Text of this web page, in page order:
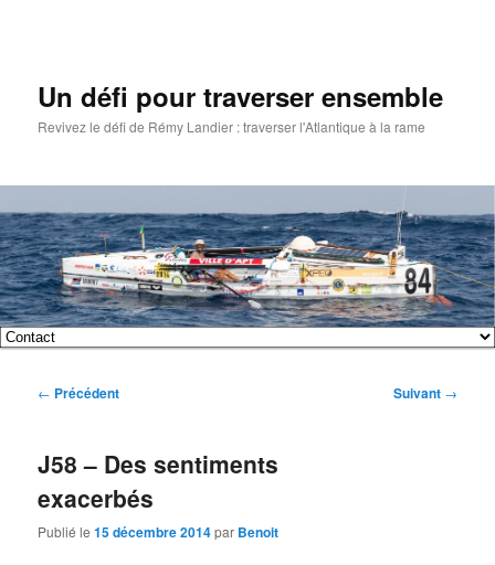
Un défi pour traverser ensemble
Revivez le défi de Rémy Landier : traverser l'Atlantique à la rame
Menu
Aller
au
principal
Aller
au
secondaire
Navigation
← Précédent Suivant →
J58 – Des sentiments
exacerbés
Publié le15 décembre 2014par Benoit